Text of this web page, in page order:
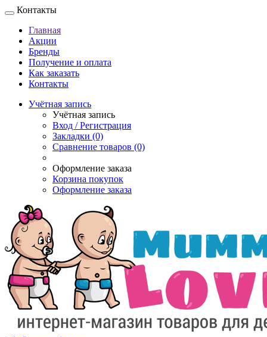
Контакты
Главная
Акции
Бренды
Получение и оплата
Как заказать
Контакты
Учётная запись
Учётная запись
Вход / Регистрация
Закладки (0)
Сравнение товаров (0)
Оформление заказа
Корзина покупок
Оформление заказа